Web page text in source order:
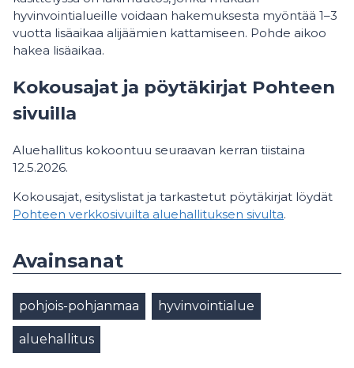
hyvinvointialueille voidaan hakemuksesta myöntää 1–3
vuotta lisäaikaa alijäämien kattamiseen. Pohde aikoo
hakea lisäaikaa.
Kokousajat ja pöytäkirjat Pohteen
sivuilla
Aluehallitus kokoontuu seuraavan kerran tiistaina
12.5.2026.
Kokousajat, esityslistat ja tarkastetut pöytäkirjat löydät
Pohteen verkkosivuilta aluehallituksen sivulta.
Avainsanat
pohjois-pohjanmaa hyvinvointialue
aluehallitus